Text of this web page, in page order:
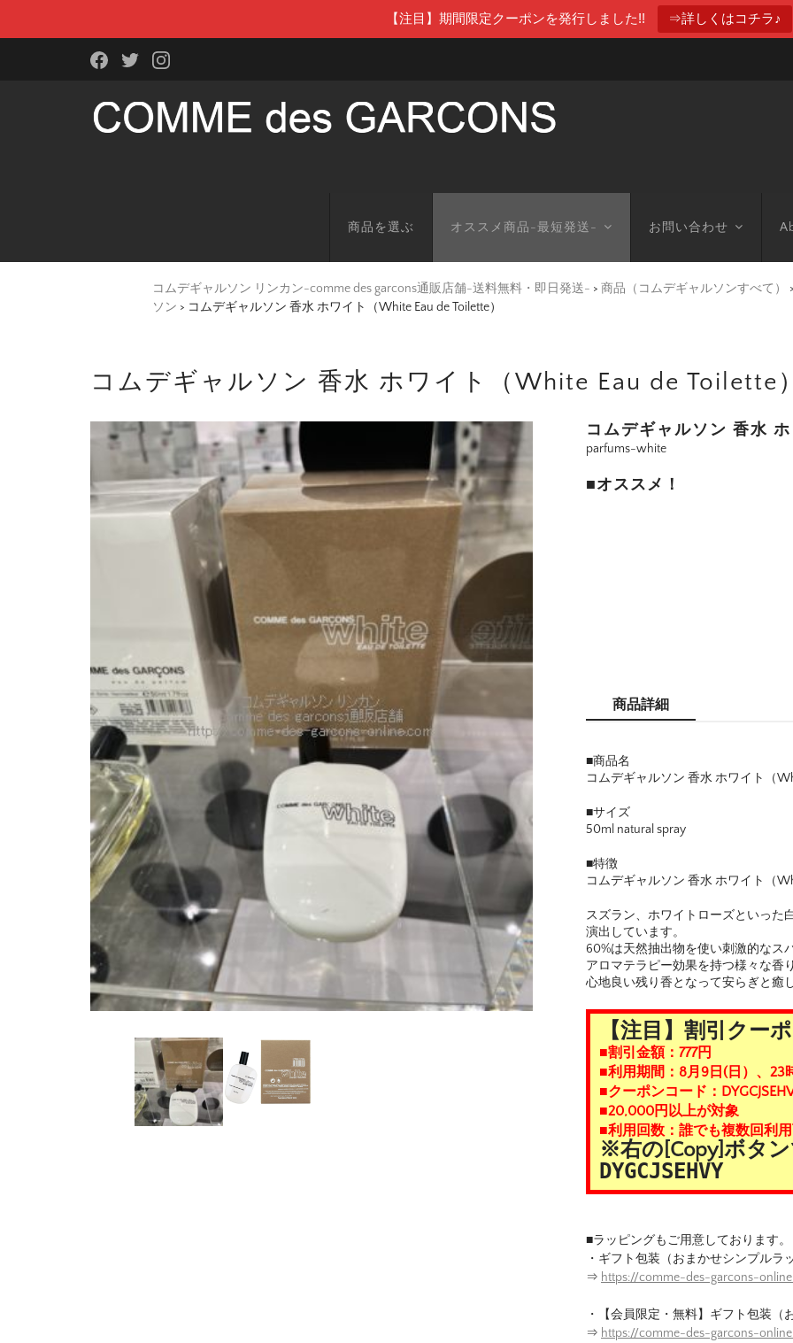
【注目】期間限定クーポンを発行しました!! ⇒詳しくはコチラ♪
商品を選ぶ オススメ商品-最短発送- お問い合わせ
コムデギャルソン リンカン-comme des garcons通販店舗-送料無料・即日発送- > 商品（コムデギャルソンすべて） >
ソン > コムデギャルソン 香水 ホワイト（White Eau de Toilette）
コムデギャルソン 香水 ホワイト（White Eau de Toilette）
コムデギャルソン 香水
parfums-white
■オススメ！
商品詳細
■商品名
コムデギャルソン 香水 ホワイト（
■サイズ
50ml natural spray
■特徴
コムデギャルソン 香水 ホワイト（
スズラン、ホワイトローズといった
演出しています。
60%は天然抽出物を使い刺激的なス
アロマテラピー効果を持つ様々な香
心地良い残り香となって安らぎと癒
【注目】割引クー
■割引金額：777円
■利用期間：8月9日(日）、23
■クーポンコード：
■20,000円以上が対象
■利用回数：誰でも複数回利
※右の[Copy]ボタ
DYGCJSEHVY
■ラッピングもご用意しております。
・ギフト包装（おまかせシンプルラ
⇒ https://comme-des-garcons-
・【会員限定・無料】ギフト包装（
⇒ https://comme-des-garcons-